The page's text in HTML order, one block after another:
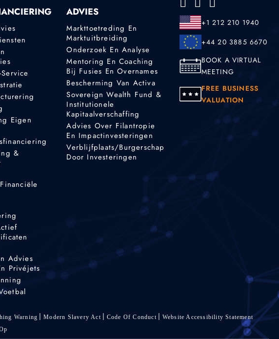
Eigen
&
Advies
Privéjets
ADVIES
Markttoetreding En
Marktuitbreiding
Onderzoek En Analyse
Mentoring En Coaching
Bij Fusies En Overnames
Bescherming Van Activa
Sovereign Wealth Fund &
Institutionele
Kapitaalverschaffing
Advies Over Filantropie
En Impactinvesteringen
Verblijfplaats/burgerschap
Door Investeringen
+1 212 210 1940
+44 20 3885 6670
BOOK A VIRTUAL
MEETING
FREE BUSINESS
VALUATION
Warning Modern Slavery Act Code Of Conduct
Website Accessibility Statement